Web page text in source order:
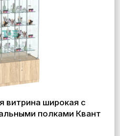
витрина широкая с
полками Квант